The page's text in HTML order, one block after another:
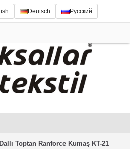
Deutsch Русский
Toptan Ranforce Kumaş KT-21